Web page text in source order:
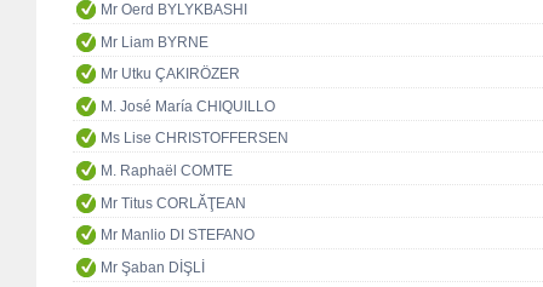
Mr Oerd BYLYKBASHI
Mr Liam BYRNE
Mr Utku ÇAKIRÖZER
M. José María CHIQUILLO
Ms Lise CHRISTOFFERSEN
M. Raphaël COMTE
Mr Titus CORLĂŢEAN
Mr Manlio DI STEFANO
Mr Şaban DİŞLİ